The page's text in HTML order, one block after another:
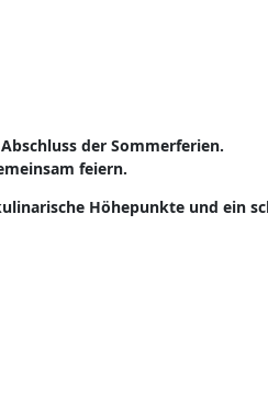
der Sommerferien.
feiern.
Höhepunkte und ein